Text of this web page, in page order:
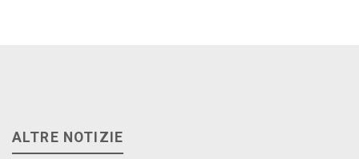
ALTRE NOTIZIE